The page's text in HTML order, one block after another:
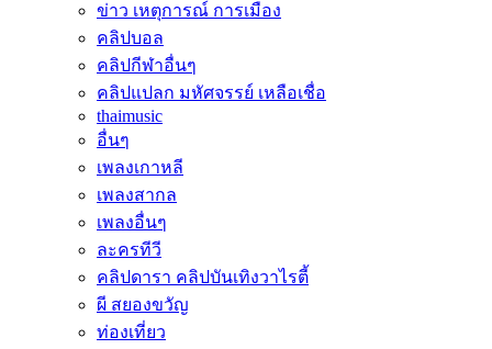
ข่าว เหตุการณ์ การเมือง
คลิปบอล
คลิปกีฬาอื่นๆ
คลิปแปลก มหัศจรรย์ เหลือเชื่อ
thaimusic
อื่นๆ
เพลงเกาหลี
เพลงสากล
เพลงอื่นๆ
ละครทีวี
คลิปดารา คลิปบันเทิงวาไรตี้
ผี สยองขวัญ
ท่องเที่ยว